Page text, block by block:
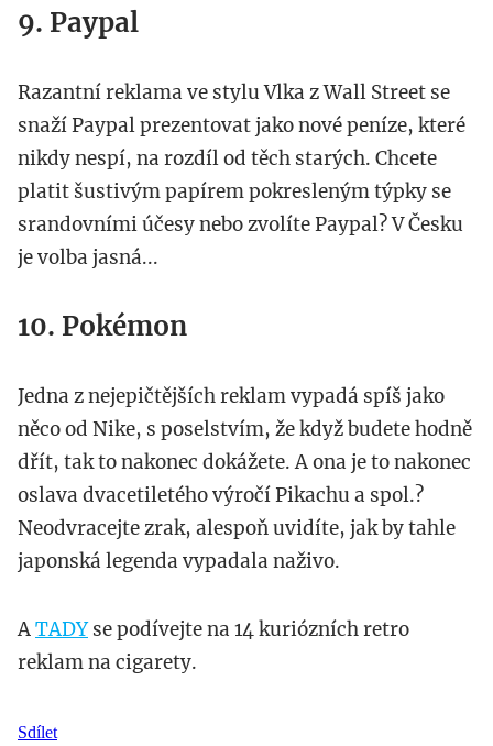
9. Paypal
Razantní reklama ve stylu Vlka z Wall Street se
snaží Paypal prezentovat jako nové peníze, které
nikdy nespí, na rozdíl od těch starých. Chcete
platit šustivým papírem pokresleným týpky se
srandovními účesy nebo zvolíte Paypal? V Česku
je volba jasná...
10. Pokémon
Jedna z nejepičtějších reklam vypadá spíš jako
něco od Nike, s poselstvím, že když budete hodně
dřít, tak to nakonec dokážete. A ona je to nakonec
oslava dvacetiletého výročí Pikachu a spol.?
Neodvracejte zrak, alespoň uvidíte, jak by tahle
japonská legenda vypadala naživo.
ATADYse podívejte na 14 kuriózních retro
reklam na cigarety.
Sdílet